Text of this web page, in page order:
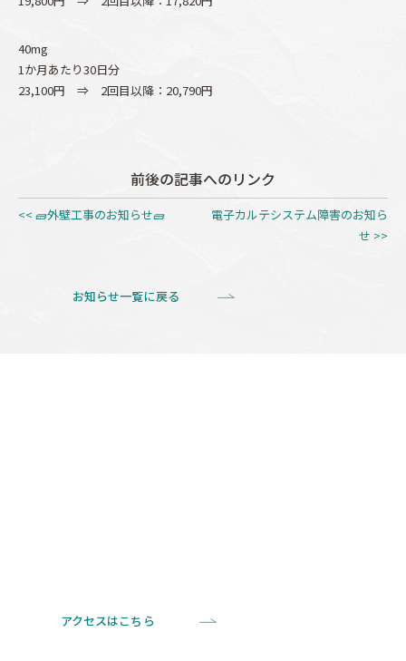
40mg
1か月あたり30日分
23,100円 ⇒ 2回目以降：20,790円
前後の記事へのリンク
<< 🧱外壁工事のお知らせ🧱
電子カルテシステム障害のお知ら
せ >>
お知らせ一覧に戻る
アクセスはこちら